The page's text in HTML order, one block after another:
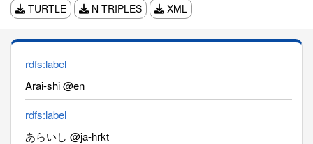
TURTLE N-TRIPLES XML
rdfs:label
Arai-shi @en
rdfs:label
あらいし @ja-hrkt